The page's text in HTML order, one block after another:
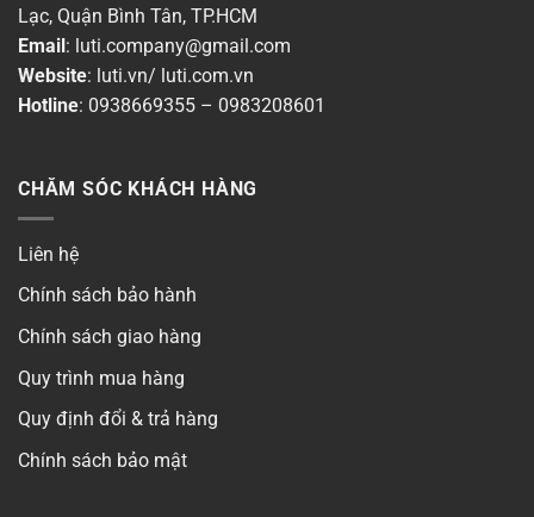
Lạc, Quận Bình Tân, TP.HCM
Email : luti.company@gmail.com
Website: luti.vn/ luti.com.vn
Hotline: 0938669355 – 0983208601
CHĂM SÓC KHÁCH HÀNG
Liên hệ
Chính sách bảo hành
Chính sách giao hàng
Quy trình mua hàng
Quy định đổi & trả hàng
Chính sách bảo mật